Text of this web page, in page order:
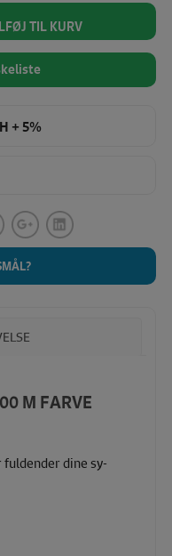
TIL KURV
+ 5%
M FARVE
dine sy-